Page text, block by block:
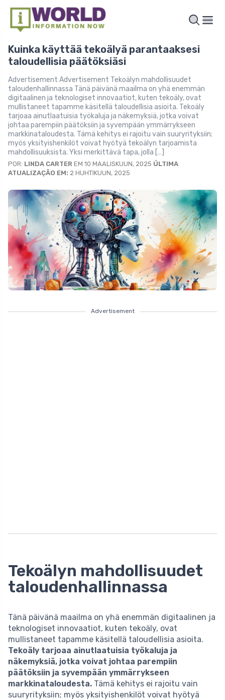
Kuinka käyttää tekoälyä parantaaksesi
taloudellisia päätöksiäsi
Advertisement Advertisement Tekoälyn mahdollisuudet
taloudenhallinnassa Tänä päivänä maailma on yhä enemmän
digitaalinen ja teknologiset innovaatiot, kuten tekoäly, ovat
mullistaneet tapamme käsitellä taloudellisia asioita. Tekoäly
tarjoaa ainutlaatuisia työkaluja ja näkemyksiä, jotka voivat
johtaa parempiin päätöksiin ja syvempään ymmärrykseen
markkinataloudesta. Tämä kehitys ei rajoitu vain suuryrityksiin;
myös yksityishenkilöt voivat hyötyä tekoälyn tarjoamista
mahdollisuuksista. Yksi merkittävä tapa, jolla […]
POR: LINDA CARTER EM 10 MAALISKUUN, 2025 ÚLTIMA
ATUALIZAÇÃO EM: 2 HUHTIKUUN, 2025
Advertisement
Tekoälyn mahdollisuudet
taloudenhallinnassa
Tänä päivänä maailma on yhä enemmän digitaalinen ja
teknologiset innovaatiot, kuten tekoäly, ovat
mullistaneet tapamme käsitellä taloudellisia asioita.
Tekoäly tarjoaa ainutlaatuisia työkaluja ja
näkemyksiä, jotka voivat johtaa parempiin
päätöksiin ja syvempään ymmärrykseen
markkinataloudesta. Tämä kehitys ei rajoitu vain
suuryrityksiin; myös yksityishenkilöt voivat hyötyä